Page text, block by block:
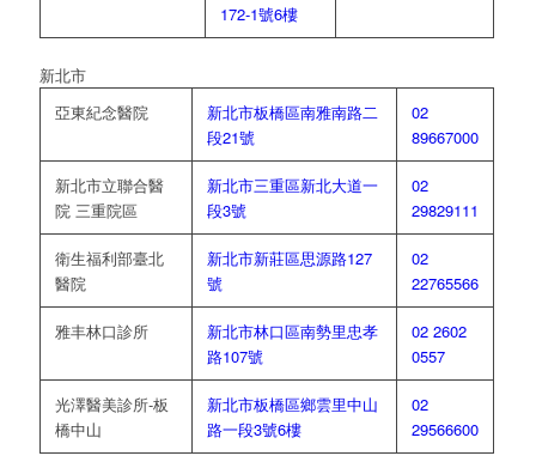
172-1號6樓
新北市
亞東紀念醫院
新北市板橋區南雅南路二
段21號
02
89667000
新北市立聯合醫
院 三重院區
新北市三重區新北大道一
段3號
02
29829111
衛生福利部臺北
醫院
新北市新莊區思源路127
號
02
22765566
雅丰林口診所
新北市林口區南勢里忠孝
路107號
02 2602
0557
光澤醫美診所-板
橋中山
新北市板橋區鄉雲里中山
路一段3號6樓
02
29566600